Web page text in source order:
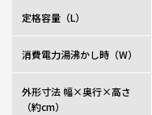
定格容量（L）
消費電力湯沸かし時（W）
外形寸法 幅×奥行×高さ
（約cm）